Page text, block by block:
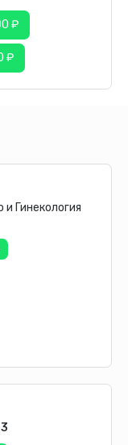
₽
₽
Гинекология